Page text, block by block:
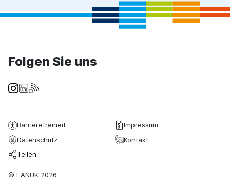
Folgen Sie uns
Barrierefreiheit
Impressum
Datenschutz
Kontakt
Teilen
© LANUK 2026